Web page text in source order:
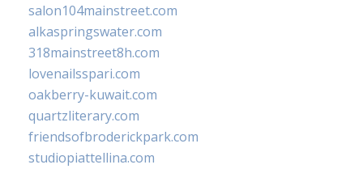
salon104mainstreet.com
alkaspringswater.com
318mainstreet8h.com
lovenailsspari.com
oakberry-kuwait.com
quartzliterary.com
friendsofbroderickpark.com
studiopiattellina.com